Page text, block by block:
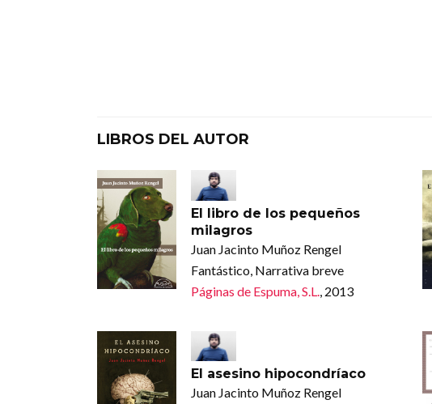
LIBROS DEL AUTOR
El libro de los pequeños
milagros
Juan Jacinto Muñoz Rengel
Fantástico, Narrativa breve
Páginas de Espuma, S.L.
, 2013
El asesino hipocondríaco
Juan Jacinto Muñoz Rengel